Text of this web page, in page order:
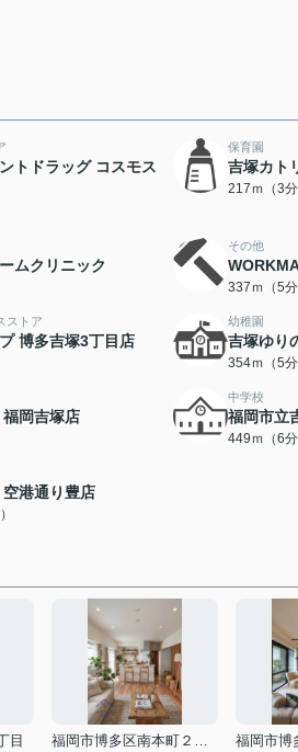
トドラッグ コスモス
保育園
吉塚カト
217ｍ（3分
ムクリニック
その他
337ｍ（5分
ストア
博多吉塚3丁目店
幼稚園
吉塚ゆり
354ｍ（5分
岡吉塚店
中学校
福岡市立
449ｍ（6分
港通り豊店
目
福岡市博多区南本町２丁目
福岡市博